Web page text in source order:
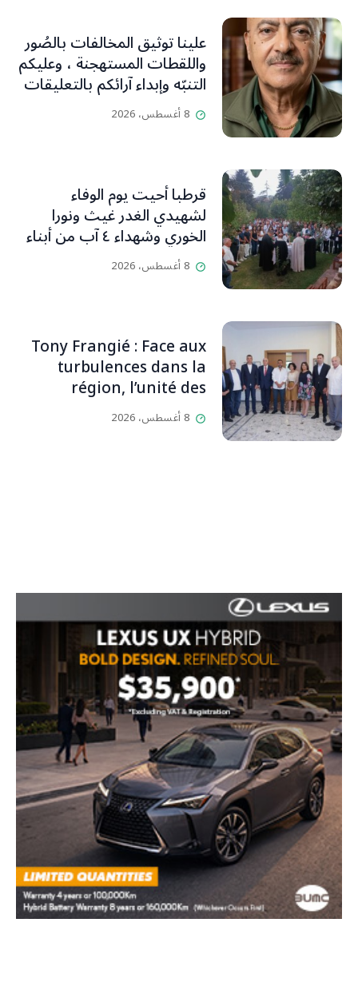
علينا توثيق المخالفات بالصُور
واللقطات المستهجنة ، وعليكم
التنبّه وإبداء آرائكم بالتعليقات
(جورج صبّاغ)
8 أغسطس، 2026
قرطبا أحيت يوم الوفاء
لشهيدي الغدر غيث ونورا
الخوري وشهداء ٤ آب من أبناء
البلدة.. كارين الخوري افرام: لقد
كان بيتنا، بوجود والدي، ينبض
إقفاله لكنه لم يستطع لأنه
بيت رسالة وتاريخ وإيمان وقيم
مستمرة (صور وVideo)
8 أغسطس، 2026
Tony Frangié : Face aux
turbulences dans la
région, l’unité des
Libanais est primordiale
L’OLJ / Par Scarlett
8 أغسطس، 2026